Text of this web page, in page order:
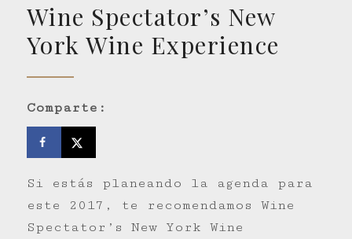
Wine Spectator’s New
York Wine Experience
Comparte:
Si estás planeando la agenda para
este 2017, te recomendamos Wine
Spectator’s New York Wine